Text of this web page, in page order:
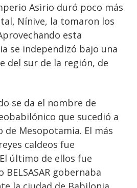
Asirio duró poco más
Nínive, la tomaron los
esta
se independizó bajo una
del sur de la región, de
se da el nombre de
que sucedió a
de Mesopotamia. El más
caldeos fue
último de ellos fue
gobernaba